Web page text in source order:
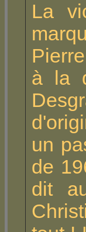
La
à la
un
de
dit